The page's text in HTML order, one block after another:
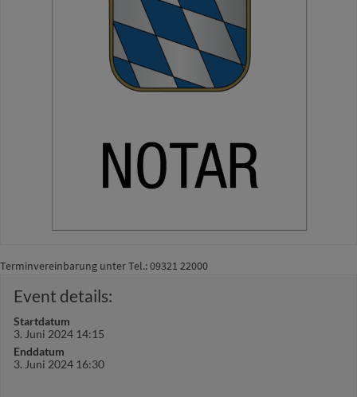
Terminvereinbarung unter Tel.: 09321 22000
Event details:
Startdatum
3. Juni 2024 14:15
Enddatum
3. Juni 2024 16:30